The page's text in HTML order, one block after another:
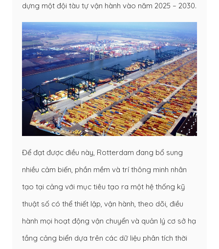
dựng một đội tàu tự vận hành vào năm 2025 – 2030.
Để đạt được điều này, Rotterdam đang bổ sung
nhiều cảm biến, phần mềm và trí thông minh nhân
tạo tại cảng với mục tiêu tạo ra một hệ thống kỹ
thuật số có thể thiết lập, vận hành, theo dõi, điều
hành mọi hoạt động vận chuyển và quản lý cơ sở hạ
tầng cảng biển dựa trên các dữ liệu phân tích thời